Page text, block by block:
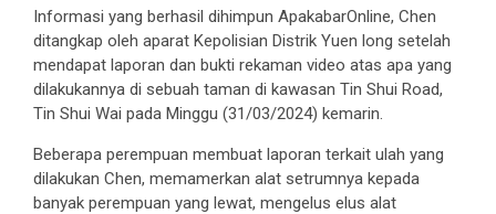
Informasi yang berhasil dihimpun ApakabarOnline, Chen
ditangkap oleh aparat Kepolisian Distrik Yuen long setelah
mendapat laporan dan bukti rekaman video atas apa yang
dilakukannya di sebuah taman di kawasan Tin Shui Road,
Tin Shui Wai pada Minggu (31/03/2024) kemarin.
Beberapa perempuan membuat laporan terkait ulah yang
dilakukan Chen, memamerkan alat setrumnya kepada
banyak perempuan yang lewat, mengelus elus alat